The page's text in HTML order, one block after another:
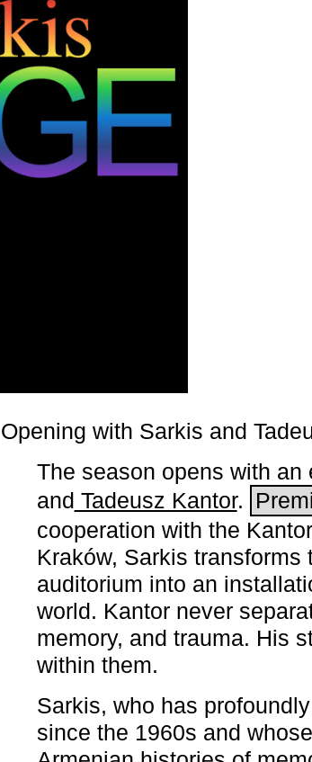
Opening with Sarkis and
The season opens with an
and Tadeusz Kantor.
cooperation with the
Kraków, Sarkis transforms
auditorium into an
world. Kantor never
memory, and trauma. His
within them.
Sarkis, who has
since the 1960s and